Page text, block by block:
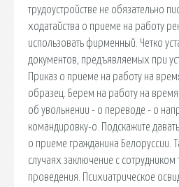
трудоустройстве не обязательно
ходатайства о приеме на работу
использовать фирменный. Четко
документов, предъявляемых при
Приказ о приеме на работу на
образец. Берем на работу на
об увольнении - о переводе - о
командировку-о. Подскажите
о приеме гражданина Белоруссии.
случаях заключение с
проведения. Психиатрическое